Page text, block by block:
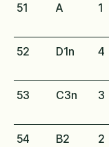
51 A 1
52 D1n 4
53 C3n 3
54 B2 2